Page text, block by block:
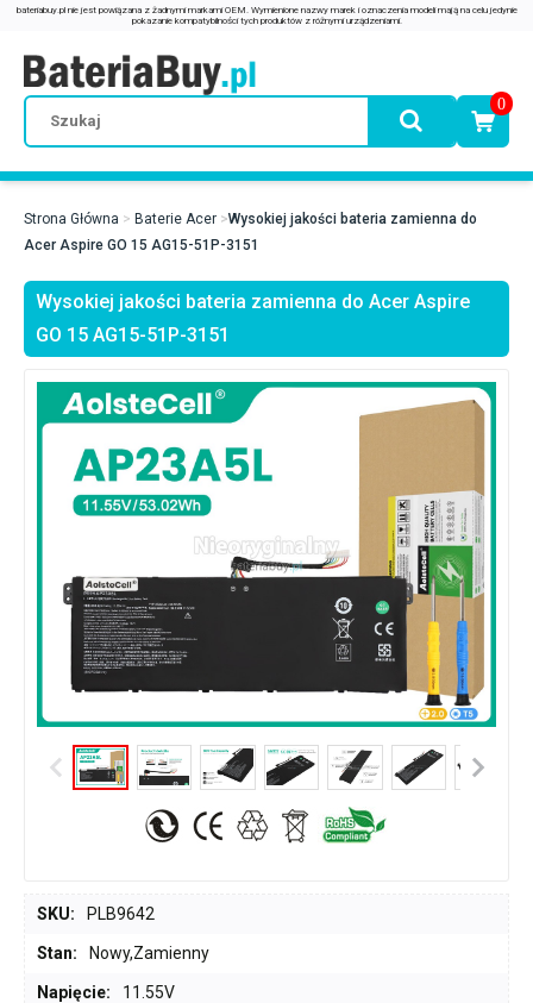
0
Strona Główna Baterie Acer
Wysokiej jakości bateria zamienna do
Acer Aspire GO 15 AG15-51P-3151
Wysokiej jakości bateria zamienna do Acer Aspire
GO 15 AG15-51P-3151
SKU: PLB9642
Stan: Nowy,Zamienny
Napięcie: 11.55V